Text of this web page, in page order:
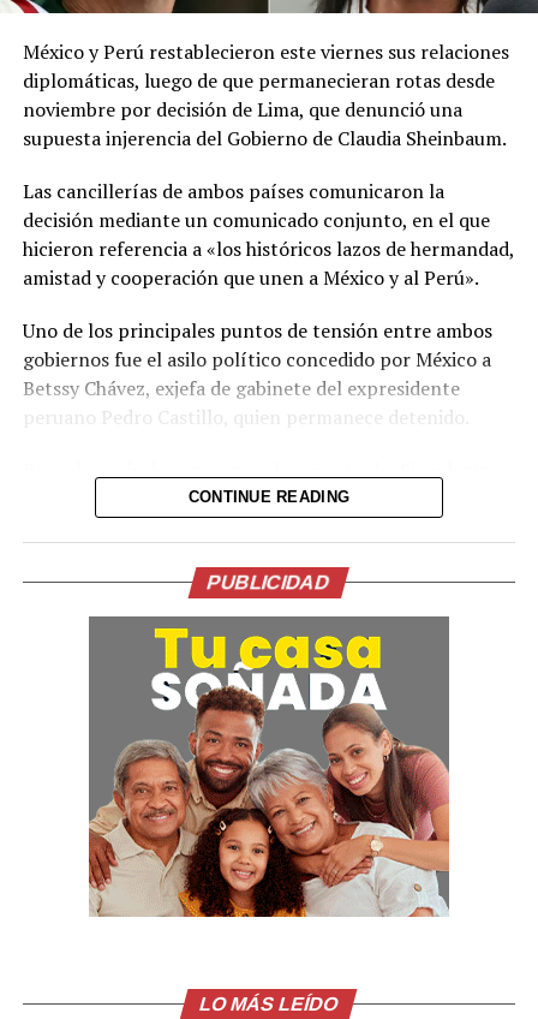
meteorológicas.
Las autoridades reiteraron el llamado a consultar los
canales oficiales del MARN y adoptar las medidas de
prevención necesarias para reducir los efectos de este
fenómeno atmosférico, especialmente entre las
personas con mayor riesgo de complicaciones de salud.
Comparte esto:
Facebook X
Me gusta esto:
México y Perú restablecieron este viernes sus relaciones
diplomáticas, luego de que permanecieran rotas desde
noviembre por decisión de Lima, que denunció una
supuesta injerencia del Gobierno de Claudia Sheinbaum.
Las cancillerías de ambos países comunicaron la
decisión mediante un comunicado conjunto, en el que
hicieron referencia a «los históricos lazos de hermandad,
amistad y cooperación que unen a México y al Perú».
Uno de los principales puntos de tensión entre ambos
gobiernos fue el asilo político concedido por México a
Betssy Chávez, exjefa de gabinete del expresidente
peruano Pedro Castillo, quien permanece detenido.
informó durante su conferencia diaria que Chávez había
condición de su Gobierno para avanzar en el
restablecimiento de las relaciones diplomáticas.
La relación entre ambos países comenzó a deteriorarse
tras la caída y detención de Castillo por su intento de
disolver el Congreso a finales de 2022. En ese momento,
México concedió asilo a la esposa y los hijos del
exmandatario.
Posteriormente, la justicia peruana condenó a Castillo
en 2025 a más de 11 años de cárcel por esos actos, una
sentencia que el Gobierno mexicano considera ilegal.
relaciones diplomáticas.
CONTINUE READING
PUBLICIDAD
LO MÁS LEÍDO